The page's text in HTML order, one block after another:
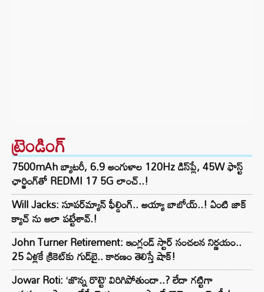
ట్రెండింగ్‌
7500mAh బ్యాటరీ, 6.9 అంగుళాల 120Hz డిస్‌ప్లే, 45W ఫాస్ట్
ఛార్జింగ్‌తో REDMI 17 5G లాంచ్..!
Will Jacks: సూపర్‌మ్యాన్ ఫీల్డింగ్.. అయ్యా బాబోయ్..! ఏంటి జాక్
క్యాచ్ ను అలా పట్టేశావ్.!
John Turner Retirement: ఇంగ్లండ్ స్టార్ సంచలన నిర్ణయం..
25 ఏళ్లకే క్రికెట్‌కు గుడ్‌బై.. కారణం తెలిస్తే షాక్!
Jowar Roti: ‘జొన్న రొట్టె’ విరిగిపోతుందా..? లేదా గట్టిగా